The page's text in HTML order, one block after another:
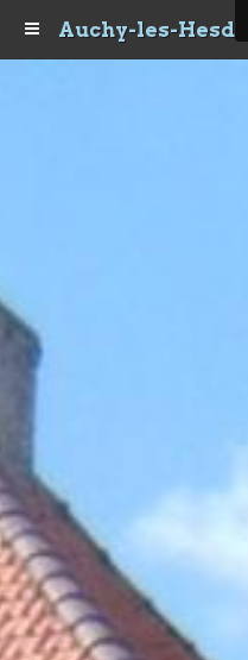
Auchy-les-Hesdin